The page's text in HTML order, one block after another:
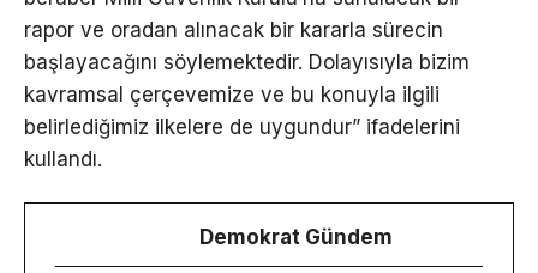
rapor ve oradan alınacak bir kararla sürecin
başlayacağını söylemektedir. Dolayısıyla bizim
kavramsal çerçevemize ve bu konuyla ilgili
belirlediğimiz ilkelere de uygundur” ifadelerini
kullandı.
Demokrat Gündem